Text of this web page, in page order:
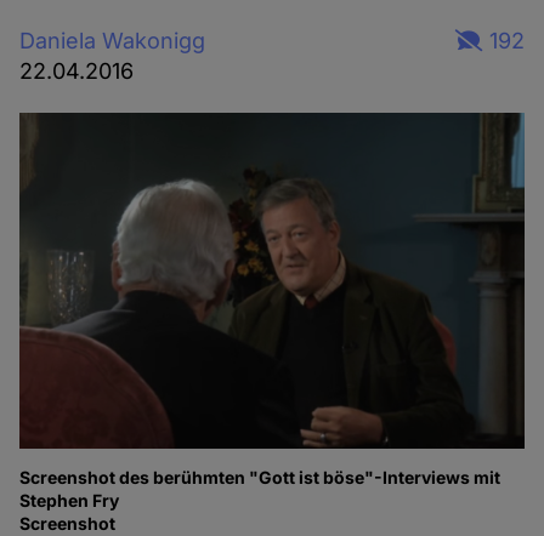
Daniela Wakonigg
22.04.2016
192
Screenshot des berühmten "Gott ist böse"-Interviews mit
Stephen Fry
Screenshot